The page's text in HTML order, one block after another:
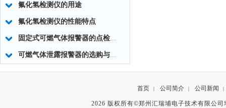
氟化氢检测仪的用途
氟化氢检测仪的性能特点
固定式可燃气体报警器的点检工作怎么做？
可燃气体泄露报警器的选购与安装注意事项
首页 | 公司简介 | 公司新闻 |
2026 版权所有©郑州汇瑞埔电子技术有限公